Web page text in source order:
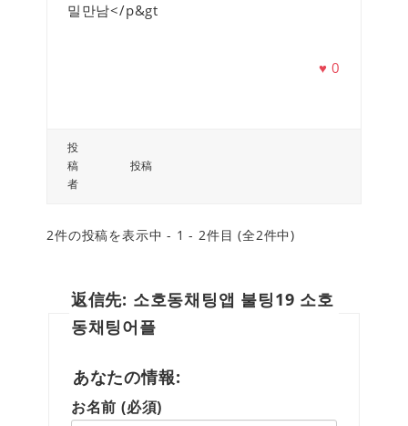
밀만남</p&gt
♥0
投
稿
者
投稿
2件の投稿を表示中 - 1 - 2件目 (全2件中)
返信先: 소호동채팅앱 불팅19 소호
동채팅어플
あなたの情報:
お名前 (必須)